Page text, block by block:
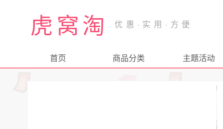
虎窝淘
首页 商品分类 主题活动